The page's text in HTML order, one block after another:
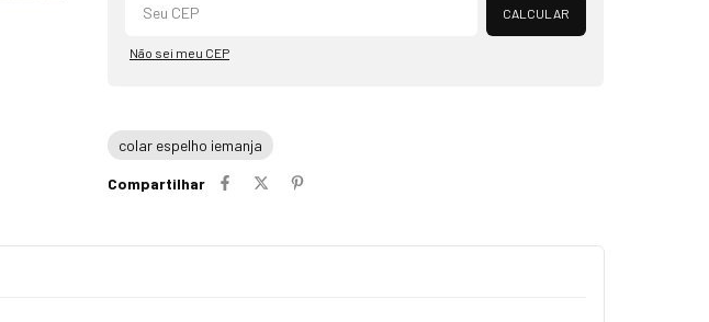
CALCULAR
Não sei meu CEP
colar espelho iemanja
Compartilhar